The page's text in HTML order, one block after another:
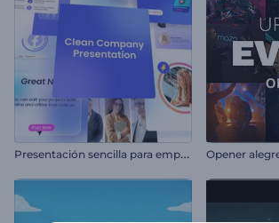
P
resentación sencilla para empresas Opener